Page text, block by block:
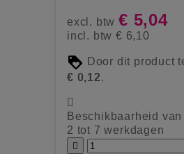
excl. btw € 5,04
incl. btw € 6,10
Door dit product
€ 0,12.

Beschikbaarheid
2 tot 7 werkdagen
